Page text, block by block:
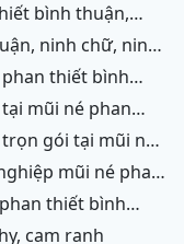
hy,cam ranh
ninh thuận, cam
chữ, vĩnh hy,
ranh
cam ranh
cam ranh